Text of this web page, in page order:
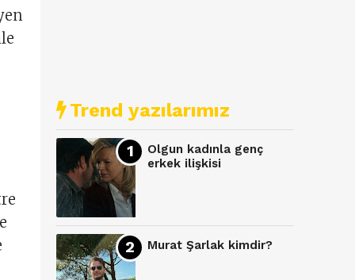
Trend yazılarımız
Olgun kadınla genç
erkek ilişkisi
Murat Şarlak kimdir?